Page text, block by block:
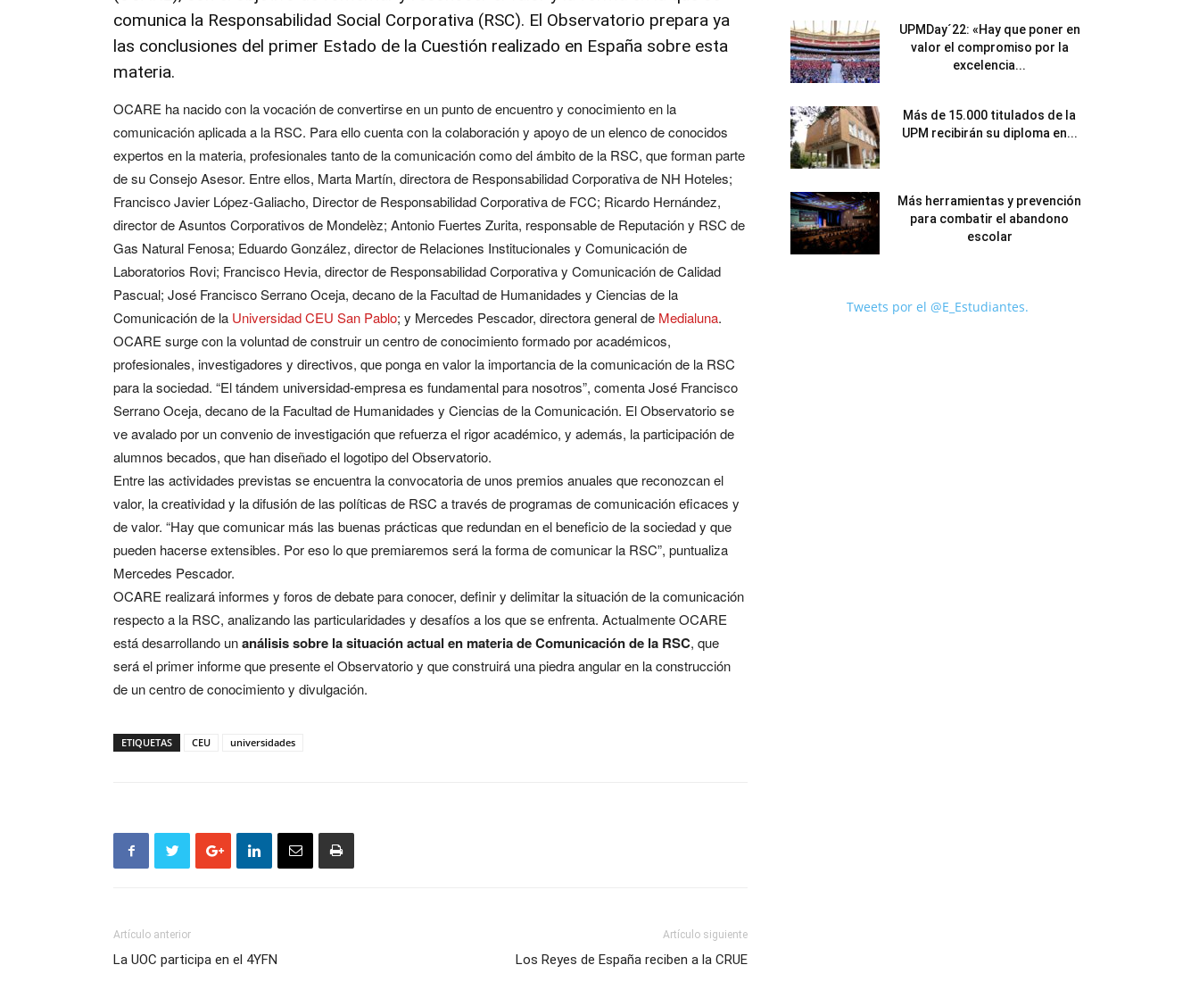
comunica la Responsabilidad Social Corporativa (RSC). El Observatorio prepara ya
las conclusiones del primer Estado de la Cuestión realizado en España sobre esta
materia.
OCARE ha nacido con la vocación de convertirse en un punto de encuentro y conocimiento en la
comunicación aplicada a la RSC. Para ello cuenta con la colaboración y apoyo de un elenco de conocidos
expertos en la materia, profesionales tanto de la comunicación como del ámbito de la RSC, que forman parte
de su Consejo Asesor. Entre ellos, Marta Martín, directora de Responsabilidad Corporativa de NH Hoteles;
Francisco Javier López-Galiacho, Director de Responsabilidad Corporativa de FCC; Ricardo Hernández,
director de Asuntos Corporativos de Mondelèz; Antonio Fuertes Zurita, responsable de Reputación y RSC de
Gas Natural Fenosa; Eduardo González, director de Relaciones Institucionales y Comunicación de
Laboratorios Rovi; Francisco Hevia, director de Responsabilidad Corporativa y Comunicación de Calidad
Pascual; José Francisco Serrano Oceja, decano de la Facultad de Humanidades y Ciencias de la
Comunicación de la Universidad CEU San Pablo; y Mercedes Pescador, directora general de Medialuna.
OCARE surge con la voluntad de construir un centro de conocimiento formado por académicos,
profesionales, investigadores y directivos, que ponga en valor la importancia de la comunicación de la RSC
para la sociedad. “El tándem universidad-empresa es fundamental para nosotros”, comenta José Francisco
Serrano Oceja, decano de la Facultad de Humanidades y Ciencias de la Comunicación. El Observatorio se
ve avalado por un convenio de investigación que refuerza el rigor académico, y además, la participación de
alumnos becados, que han diseñado el logotipo del Observatorio.
Entre las actividades previstas se encuentra la convocatoria de unos premios anuales que reconozcan el
valor, la creatividad y la difusión de las políticas de RSC a través de programas de comunicación eficaces y
de valor. “Hay que comunicar más las buenas prácticas que redundan en el beneficio de la sociedad y que
pueden hacerse extensibles. Por eso lo que premiaremos será la forma de comunicar la RSC”, puntualiza
Mercedes Pescador.
OCARE realizará informes y foros de debate para conocer, definir y delimitar la situación de la comunicación
respecto a la RSC, analizando las particularidades y desafíos a los que se enfrenta. Actualmente OCARE
está desarrollando unanálisis sobre la situación actual en materia de Comunicación de la RSC, que
será el primer informe que presente el Observatorio y que construirá una piedra angular en la construcción
de un centro de conocimiento y divulgación.
ETIQUETAS CEU universidades
Artículo anterior
La UOC participa en el 4YFN
Artículo siguiente
Los Reyes de España reciben a la CRUE
UPMDay´22: «Hay que poner en
valor el compromiso por la
excelencia...
Más de 15.000 titulados de la
UPM recibirán su diploma en...
Más herramientas y prevención
para combatir el abandono
escolar
Tweets por el @E_Estudiantes.